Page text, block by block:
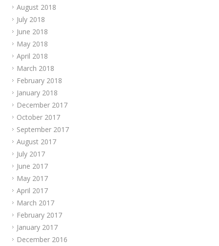
August 2018
July 2018
June 2018
May 2018
April 2018
March 2018
February 2018
January 2018
December 2017
October 2017
September 2017
August 2017
July 2017
June 2017
May 2017
April 2017
March 2017
February 2017
January 2017
December 2016